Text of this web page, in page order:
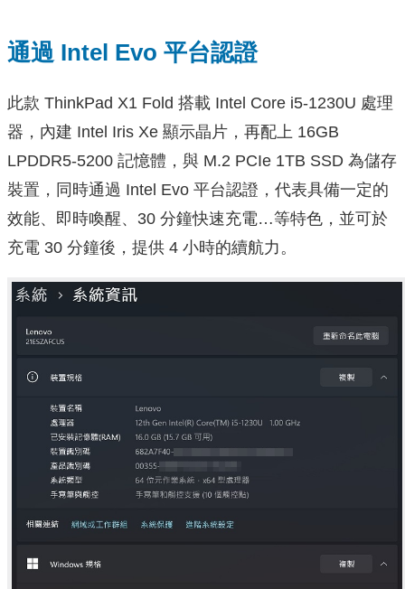
通過 Intel Evo 平台認證
此款 ThinkPad X1 Fold 搭載 Intel Core i5-1230U 處理
器，內建 Intel Iris Xe 顯示晶片，再配上 16GB
LPDDR5-5200 記憶體，與 M.2 PCIe 1TB SSD 為儲存
裝置，同時通過 Intel Evo 平台認證，代表具備一定的
效能、即時喚醒、30 分鐘快速充電…等特色，並可於
充電 30 分鐘後，提供 4 小時的續航力。